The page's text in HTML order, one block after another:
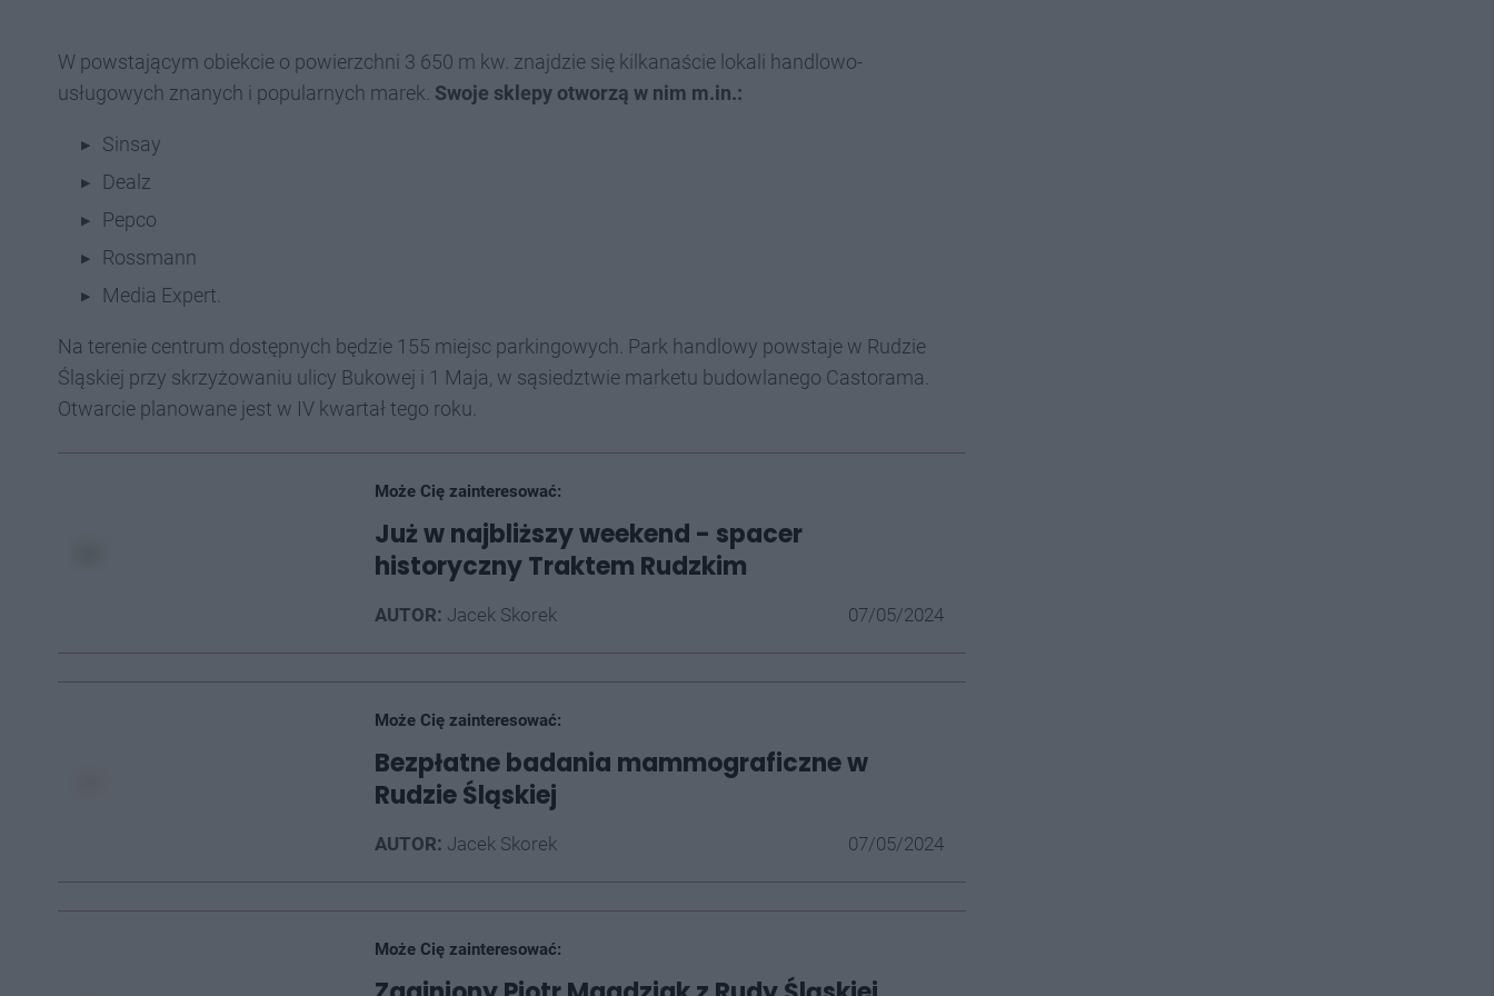
W powstającym obiekcie o powierzchni 3 650 m kw. znajdzie się kilkanaście lokali handlowo-
usługowych znanych i popularnych marek. Swoje sklepy otworzą w nim m.in.:
Sinsay
Dealz
Pepco
Rossmann
Media Expert.
Na terenie centrum dostępnych będzie 155 miejsc parkingowych. Park handlowy powstaje w Rudzie
Śląskiej przy skrzyżowaniu ulicy Bukowej i 1 Maja, w sąsiedztwie marketu budowlanego Castorama.
Otwarcie planowane jest w IV kwartał tego roku.
Może Cię zainteresować:
Już w najbliższy weekend - spacer
historyczny Traktem Rudzkim
AUTOR: Jacek Skorek 07/05/2024
Może Cię zainteresować:
Bezpłatne badania mammograficzne w
Rudzie Śląskiej
AUTOR: Jacek Skorek 07/05/2024
Może Cię zainteresować: